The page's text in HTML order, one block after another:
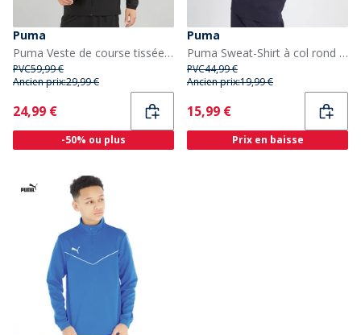
Puma
Puma Veste de course tissée favorite Homme Puma Noir
PVC59,99 €
Ancien prix:29,99 €
Current
24,99 €
-50% ou plus
Puma
Puma Sweat-Shirt à col rond avec petit logo Essentials Homme - Bleu Marine
PVC44,99 €
Ancien prix:19,99 €
Current
15,99 €
Prix en baisse